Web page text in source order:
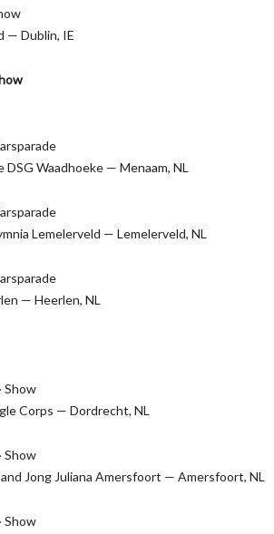
— Dublin, IE
DSG Waadhoeke — Menaam, NL
Lemelerveld — Lemelerveld, NL
— Heerlen, NL
Show
Corps — Dordrecht, NL
Show
Jong Juliana Amersfoort — Amersfoort, NL
Show